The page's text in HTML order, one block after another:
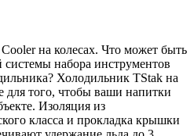
на колесах. Что может быть
набора инструментов
Холодильник TStak на
для того, чтобы ваши напитки
Изоляция из
класса и прокладка крышки